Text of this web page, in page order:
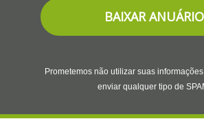
BAIXAR ANUÁRIO
Prometemos não utilizar suas
enviar qualquer tipo de